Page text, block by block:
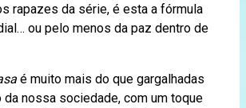
rapazes da série, é esta a fórmula
ou pelo menos da paz dentro de
é muito mais do que gargalhadas
nossa sociedade, com um toque